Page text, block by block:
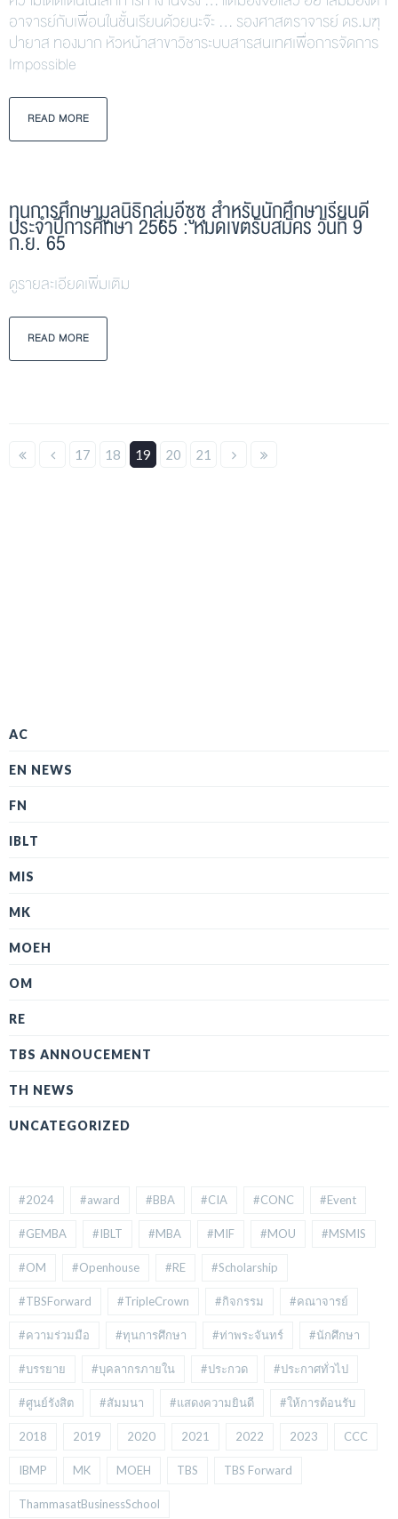
อาจารย์กับเพื่อนในชั้นเรียนด้วยนะจ๊ะ … รองศาสตราจารย์ ดร.มฑุ
ปายาส ทองมาก หัวหน้าสาขาวิชาระบบสารสนเทศเพื่อการจัดการ
Impossible
READ MORE
ทุนการศึกษามูลนิธิกลุ่มอีซูซุ สำหรับนักศึกษาเรียนดี
ประจำปีการศึกษา 2565 : หมดเขตรับสมัคร วันที่ 9
ก.ย. 65
ดูรายละเอียดเพิ่มเติม
READ MORE
17 18 19 20 21
AC
EN NEWS
FN
IBLT
MIS
MK
MOEH
OM
RE
TBS ANNOUCEMENT
TH NEWS
UNCATEGORIZED
#2024 #award #BBA #CIA #CONC #Event
#GEMBA #IBLT #MBA #MIF #MOU #MSMIS
#OM #Openhouse #RE #Scholarship
#TBSForward #TripleCrown #กิจกรรม #คณาจารย์
#ความร่วมมือ #ทุนการศึกษา #ท่าพระจันทร์ #นักศึกษา
#บรรยาย #บุคลากรภายใน #ประกวด #ประกาศทั่วไป
#ศูนย์รังสิต #สัมมนา #แสดงความยินดี #ให้การต้อนรับ
2018 2019 2020 2021 2022 2023 CCC
IBMP MK MOEH TBS TBS Forward
ThammasatBusinessSchool